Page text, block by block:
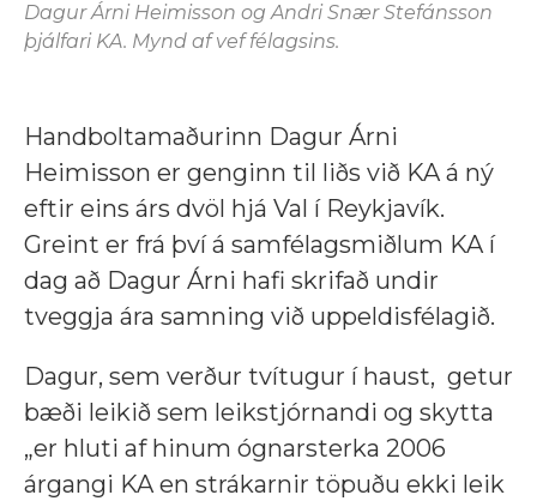
Dagur Árni Heimisson og Andri Snær Stefánsson
þjálfari KA. Mynd af vef félagsins.
Handboltamaðurinn Dagur Árni
Heimisson er genginn til liðs við KA á ný
eftir eins árs dvöl hjá Val í Reykjavík.
Greint er frá því á samfélagsmiðlum KA í
dag að Dagur Árni hafi skrifað undir
tveggja ára samning við uppeldisfélagið.
Dagur, sem verður tvítugur í haust, getur
bæði leikið sem leikstjórnandi og skytta
„er hluti af hinum ógnarsterka 2006
árgangi KA en strákarnir töpuðu ekki leik